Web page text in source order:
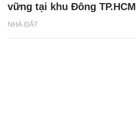
NHÀ ĐẤT
vững tại khu Đông TP.HCM